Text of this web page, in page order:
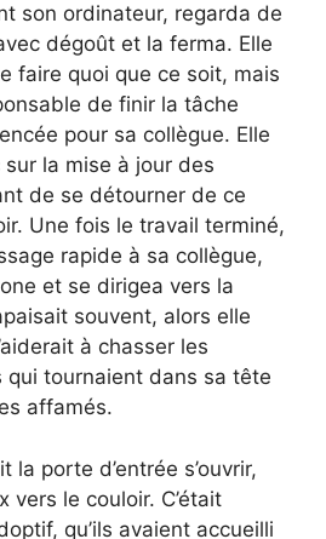
son ordinateur, regarda de
dégoût et la ferma. Elle
faire quoi que ce soit, mais
de finir la tâche
pour sa collègue. Elle
la mise à jour des
de se détourner de ce
Une fois le travail terminé,
rapide à sa collègue,
et se dirigea vers la
souvent, alors elle
à chasser les
qui tournaient dans sa tête
affamés.
la porte d’entrée s’ouvrir,
vers le couloir. C’était
qu’ils avaient accueilli